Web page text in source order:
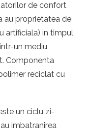
de confort
au proprietatea de
artificiala) in timpul
un mediu
Componenta
reciclat cu
un ciclu zi-
imbatranirea